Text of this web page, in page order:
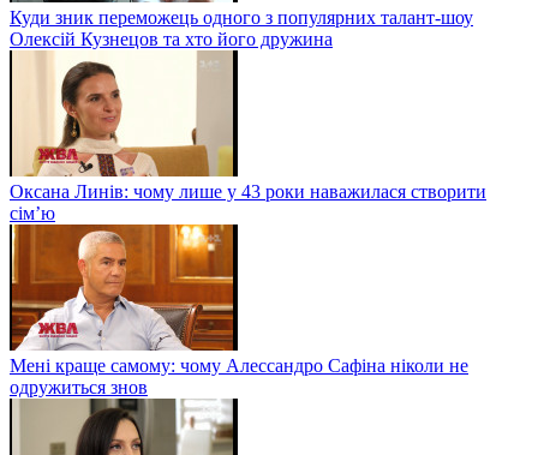
Куди зник переможець одного з популярних талант-шоу
Олексій Кузнецов та хто його дружина
Оксана Линів: чому лише у 43 роки наважилася створити
сім’ю
Мені краще самому: чому Алессандро Сафіна ніколи не
одружиться знов